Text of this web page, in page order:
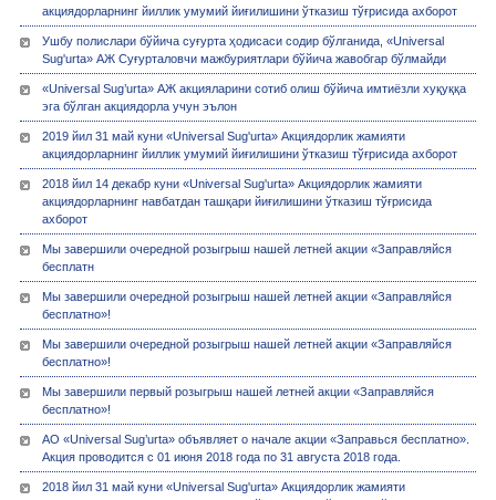
акциядорларнинг йиллик умумий йиғилишини ўтказиш тўғрисида ахборот
Ушбу полислари бўйича суғурта ҳодисаси содир бўлганида, «Universal
Sug'urta» АЖ Суғурталовчи мажбуриятлари бўйича жавобгар бўлмайди
«Universal Sug’urta» АЖ акцияларини сотиб олиш бўйича имтиёзли хуқуққа
эга бўлган акциядорла учун эълон
2019 йил 31 май куни «Universal Sug'urta» Акциядорлик жамияти
акциядорларнинг йиллик умумий йиғилишини ўтказиш тўғрисида ахборот
2018 йил 14 декабр куни «Universal Sug'urta» Акциядорлик жамияти
акциядорларнинг навбатдан ташқари йиғилишини ўтказиш тўғрисида
ахборот
Мы завершили очередной розыгрыш нашей летней акции «Заправляйся
бесплатн
Мы завершили очередной розыгрыш нашей летней акции «Заправляйся
бесплатно»!
Мы завершили очередной розыгрыш нашей летней акции «Заправляйся
бесплатно»!
Мы завершили первый розыгрыш нашей летней акции «Заправляйся
бесплатно»!
АО «Universal Sug’urta» объявляет о начале акции «Заправься бесплатно».
Акция проводится с 01 июня 2018 года по 31 августа 2018 года.
2018 йил 31 май куни «Universal Sug'urta» Акциядорлик жамияти